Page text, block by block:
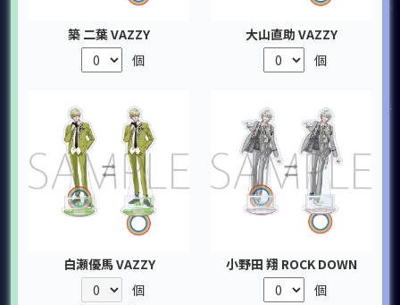
築 二葉 VAZZY
個
大山直助 VAZZY
個
白瀬優馬 VAZZY
個
小野田 翔 ROCK DOWN
個